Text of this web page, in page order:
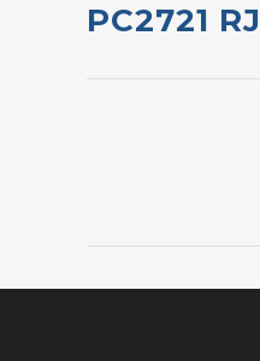
PC2721 RJ